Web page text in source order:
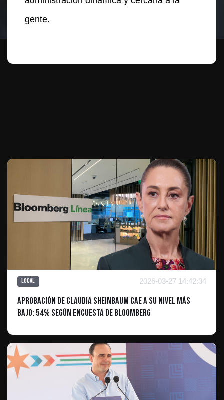
gente.
Local 2026-03-27 14:42:34
Aprobación de Claudia Sheinbaum cae a su nivel más
bajo: 54% según encuesta de Bloomberg